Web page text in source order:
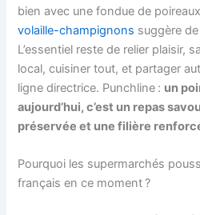
bien avec une fondue de
volaille-champignons suggère
L’essentiel reste de relier plaisir,
local, cuisiner tout, et partager
ligne directrice. Punchline : un
aujourd’hui, c’est un repas
préservée et une filière
Pourquoi les supermarchés
français en ce moment ?